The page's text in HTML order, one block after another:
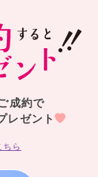
成約で
レゼント
ら